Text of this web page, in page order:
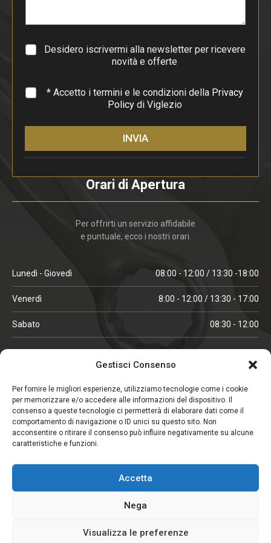
Gestisci Consenso
Per fornire le migliori esperienze, utilizziamo tecnologie come i cookie
per memorizzare e/o accedere alle informazioni del dispositivo. Il
consenso a queste tecnologie ci permetterà di elaborare dati come il
comportamento di navigazione o ID unici su questo sito. Non
acconsentire o ritirare il consenso può influire negativamente su alcune
caratteristiche e funzioni.
Accetta
Nega
Visualizza le preferenze
g
a
f
Desidero iscrivermi alla newsletter per ricevere
novità e offerte
* * Accetto i termini e le condizioni della Privacy
Policydi Viglezio
INVIA
Orari di Apertura
Per offrirti un servizio affidabile
e puntuale, ecco i nostri orari.
Lunedì - Giovedì 08:00 - 12:00 / 13:30 -18:00
Venerdì 8:00 - 12:00 / 13:30 - 17:00
Sabato 08:30 - 12:00
ORARI IN ALTA STAGIONE
Lunedì - Venerdì 08:00 - 12:00 / 13:30 -18:00
Sabato 08:00 - 12:00
CHIUSO IL SABATO
(gennaio, febbraio, agosto, settembre)
Copyright © 2026. Viglezio - Tutti i diritti riservati.